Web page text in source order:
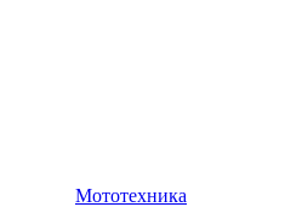
Мототехника